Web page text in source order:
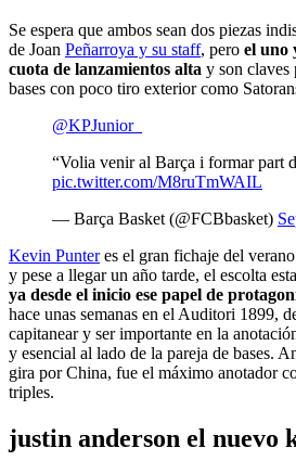
Se espera que ambos sean dos piezas
de Joan Peñarroya y su staff, pero el uno
cuota de lanzamientos alta y son claves
bases con poco tiro exterior como
@KPJunior_
“Volia venir al Barça i formar part
pic.twitter.com/M8ruTmWAIL
— Barça Basket (@FCBbasket)
Kevin Punteres el gran fichaje del
y pese a llegar un año tarde, el escolta
ya desde el inicio ese papel de
hace unas semanas en el Auditori 1899,
capitanear y ser importante en la
y esencial al lado de la pareja de bases.
gira por China, fue el máximo anotador
triples.
justin anderson el nuevo